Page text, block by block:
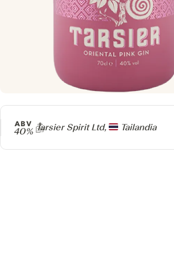
Producer
Tarsier Spirit Ltd, Tailandia
ABV
40%